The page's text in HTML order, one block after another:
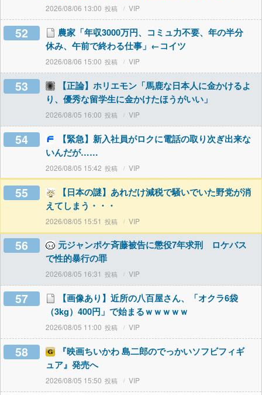
2026/08/06 13:00 VIP
52
農家「年収3000万円、コミュ力不要、年の半分
休み、午前で終わる仕事」←コイツ
2026/08/06 15:00 VIP
53
【正論】ホリエモン「馬鹿な日本人に金かけるよ
り、優秀な留学生に金かけたほうがいい」
2026/08/05 16:00 VIP
54
【緊急】新入社員がロクに電話の取り次ぎ出来な
いんだが……
2026/08/05 15:42 VIP
55
【日本の謎】あれだけ減税で騒いでいた野党が消
えてしまう・・・
2026/08/05 15:51 VIP
56
元ジャンポケ斉藤被告に懲役7年求刑 ロケバス
で性的暴行の罪
2026/08/05 16:31 VIP
57
【画像あり】近所の八百屋さん、「オクラ6袋
（3kg）400円」で始まるｗｗｗｗｗ
2026/08/05 11:00 VIP
58
『映画ちいかわ 島二郎のでっかいソフビフィギ
ュア』発売へ
2026/08/05 15:50 VIP